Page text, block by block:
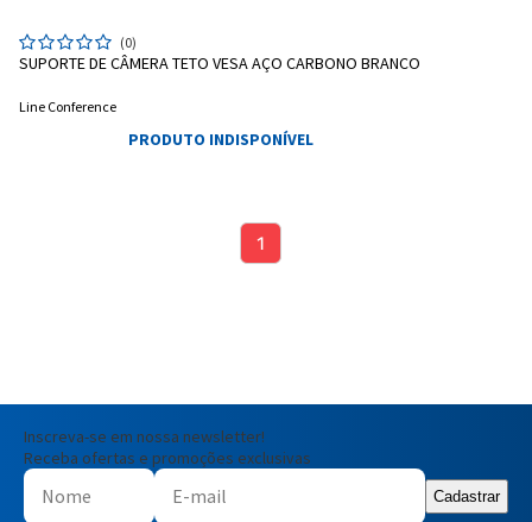
(0)
SUPORTE DE CÂMERA TETO VESA AÇO CARBONO BRANCO
Line Conference
PRODUTO INDISPONÍVEL
1
Inscreva-se em nossa newsletter!
Receba ofertas e promoções exclusivas
Cadastrar